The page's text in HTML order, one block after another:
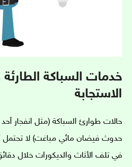
خدمات السباكة
الاستجابة
حالات طوارئ السباكة (مثل انفجار أحد
حدوث فيضان مائي مباغت) لا تحتمل
في تلف الأثاث والديكورات خلال